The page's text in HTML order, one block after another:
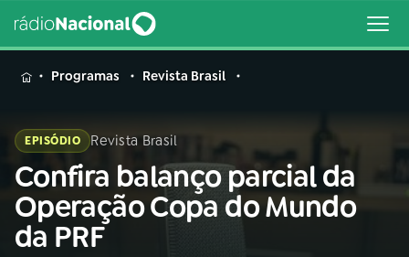
MENU
Buscar
na
Rádio
Nacional
Buscar
Programas Revista Brasil
EPISÓDIO Revista Brasil
Confira balanço parcial da
Operação Copa do Mundo
da PRF